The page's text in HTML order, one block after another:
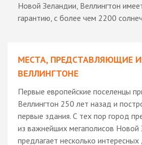
Новой Зеландии, Веллингтон
гарантию, с более чем 2200
МЕСТА, ПРЕДСТАВЛЯЮЩИЕ
ВЕЛЛИНГТОНЕ
Первые европейские поселенцы
Веллингтон 250 лет назад и
первые здания. С тех пор город
из важнейших мегаполисов Новой
предлагает несколько